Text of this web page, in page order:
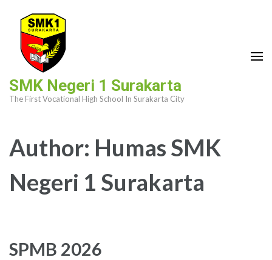
content
(Press
SMK Negeri 1 Surakarta
The First Vocational High School In Surakarta City
Author: Humas SMK
Negeri 1 Surakarta
SPMB 2026